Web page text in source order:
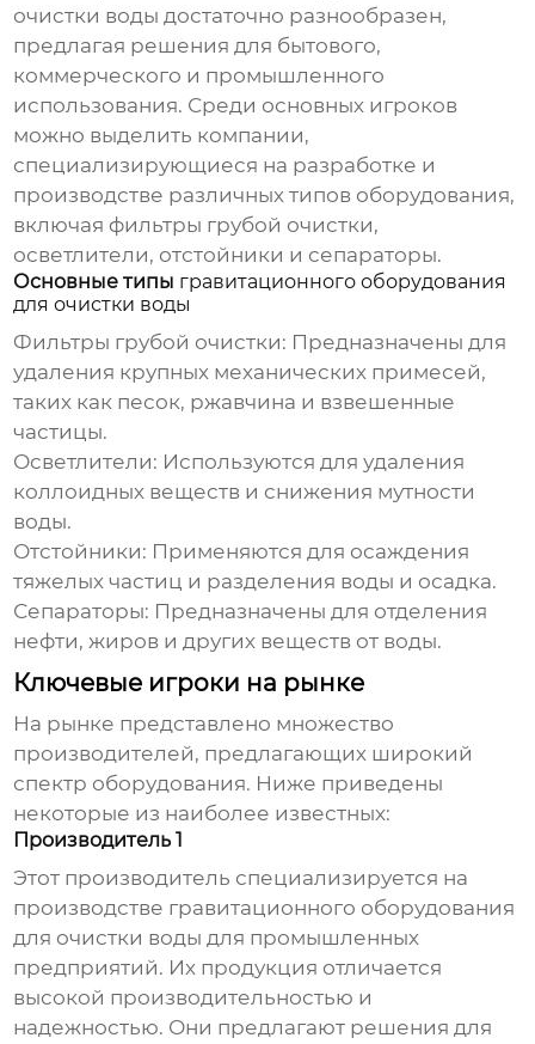
очистки воды достаточно разнообразен,
предлагая решения для бытового,
коммерческого и промышленного
использования. Среди основных игроков
можно выделить компании,
специализирующиеся на разработке и
производстве различных типов оборудования,
включая фильтры грубой очистки,
осветлители, отстойники и сепараторы.
Основные типы гравитационного оборудования
для очистки воды
Фильтры грубой очистки: Предназначены для
удаления крупных механических примесей,
таких как песок, ржавчина и взвешенные
частицы.
Осветлители: Используются для удаления
коллоидных веществ и снижения мутности
воды.
Отстойники: Применяются для осаждения
тяжелых частиц и разделения воды и осадка.
Сепараторы: Предназначены для отделения
нефти, жиров и других веществ от воды.
Ключевые игроки на рынке
На рынке представлено множество
производителей, предлагающих широкий
спектр оборудования. Ниже приведены
некоторые из наиболее известных:
Производитель 1
Этот производитель специализируется на
производстве гравитационного оборудования
для очистки воды для промышленных
предприятий. Их продукция отличается
высокой производительностью и
надежностью. Они предлагают решения для